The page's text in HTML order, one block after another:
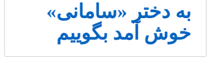
به دختر «سامانی»
خوش آمد بگوییم